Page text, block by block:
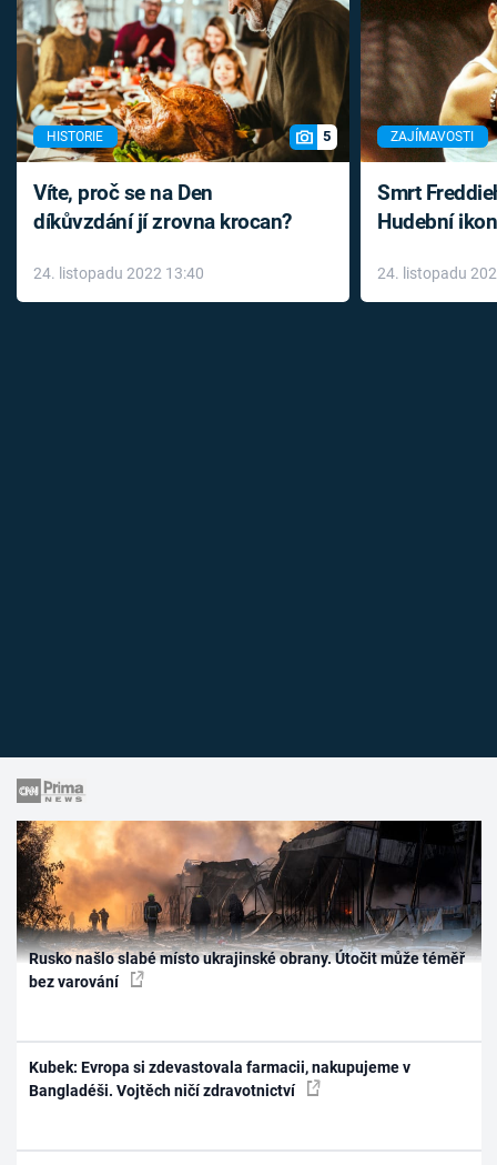
HISTORIE 5
Víte, proč se na Den
díkůvzdání jí zrovna krocan?
24. listopadu 2022 13:40
ZAJÍMAVOSTI
Smrt
Hudební
léky
24. listopadu
Rusko našlo slabé místo ukrajinské obrany. Útočit může téměř
bez varování
Kubek: Evropa si zdevastovala farmacii, nakupujeme v
Bangladéši. Vojtěch ničí zdravotnictví